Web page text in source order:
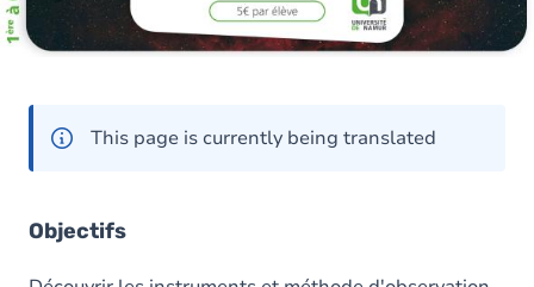
This page is currently being translated
Objectifs